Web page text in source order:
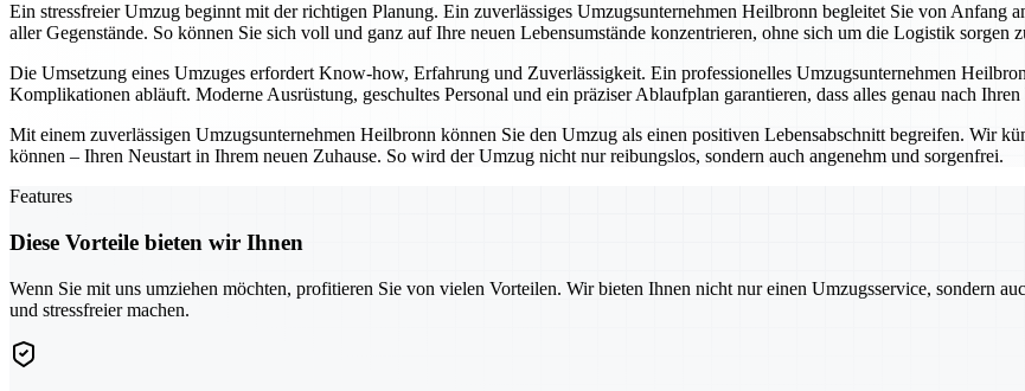
Ein stressfreier Umzug beginnt mit der richtigen Planung. Ein zuverlässiges Umzugsunternehmen Heilbronn begleitet Sie von Anfang
aller Gegenstände. So können Sie sich voll und ganz auf Ihre neuen Lebensumstände konzentrieren, ohne sich um die Logistik sorgen
Die Umsetzung eines Umzuges erfordert Know-how, Erfahrung und Zuverlässigkeit. Ein professionelles Umzugsunternehmen
Komplikationen abläuft. Moderne Ausrüstung, geschultes Personal und ein präziser Ablaufplan garantieren, dass alles genau nach
Mit einem zuverlässigen Umzugsunternehmen Heilbronn können Sie den Umzug als einen positiven Lebensabschnitt begreifen. Wir
können – Ihren Neustart in Ihrem neuen Zuhause. So wird der Umzug nicht nur reibungslos, sondern auch angenehm und sorgenfrei.
Features
Diese Vorteile bieten wir Ihnen
Wenn Sie mit uns umziehen möchten, profitieren Sie von vielen Vorteilen. Wir bieten Ihnen nicht nur einen Umzugsservice, sondern
und stressfreier machen.